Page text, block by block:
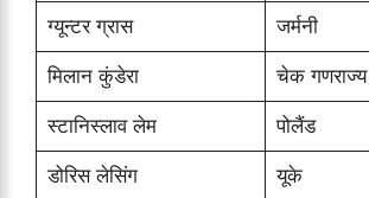
ग्यून्टर ग्रास जर्मनी
मिलान कुंडेरा चेक गणराज्य
स्टानिस्लाव लेम पोलैंड
डोरिस लेसिंग यूके